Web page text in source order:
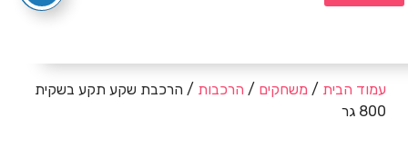
עמוד הבית / משחקים / הרכבות / הרכבת שקע תקע בשקית
800 גר